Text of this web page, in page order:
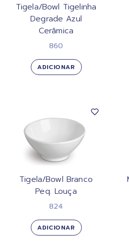
Tigela/Bowl Tigelinha
Degrade Azul
Cerâmica
860
ADICIONAR
Tigela/Bowl Branco
Peq. Louça
824
ADICIONAR